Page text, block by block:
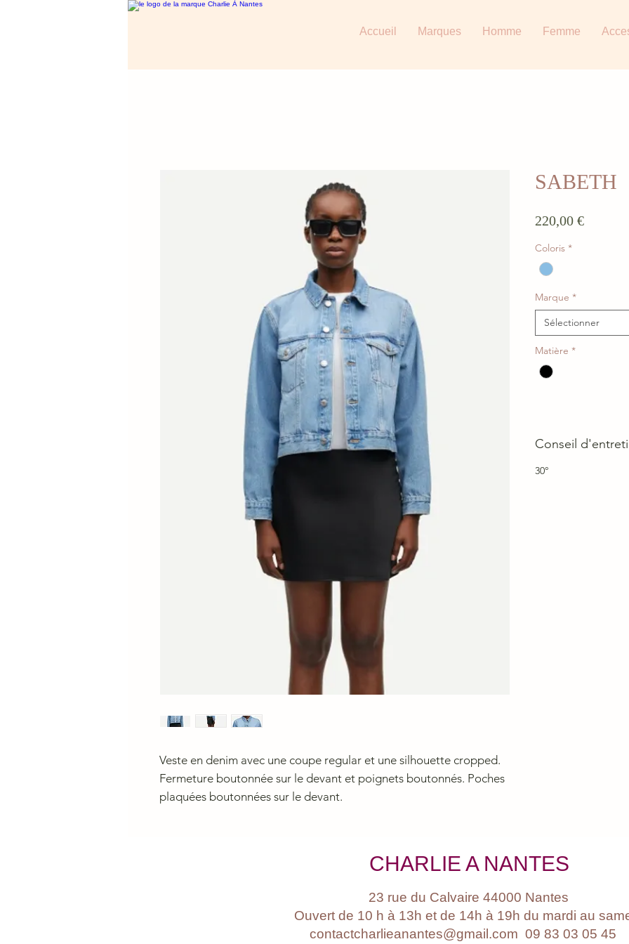
Accueil Marques Homme Femme
Veste en denim avec une coupe regular et une silhouette cropped.
Fermeture boutonnée sur le devant et poignets boutonnés. Poches
plaquées boutonnées sur le devant.
SABETH
220,00 €Prix
Coloris *
Marque *
Sélectionner
Matière *
Conseil
30°
CHARLIE A NANTES
23 rue du Calvaire 44000 Nantes
Ouvert de 10 h à 13h et de 14h à 19h du mardi au
contactcharlieanantes@gmail.com 09 83 03 05